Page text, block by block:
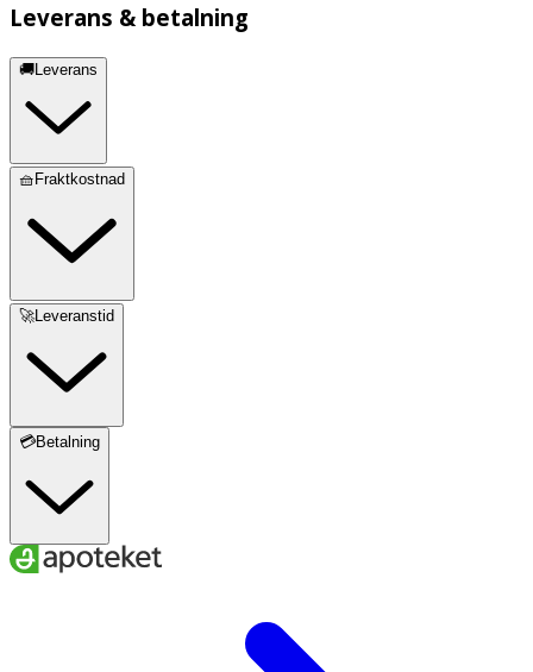
Leverans & betalning
🚚Leverans
🧺Fraktkostnad
🚀Leveranstid
💳Betalning